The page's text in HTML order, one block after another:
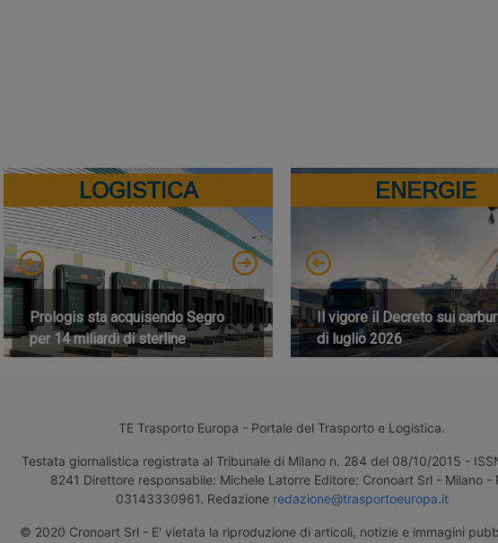
LOGISTICA
Prologis sta acquisendo Segro
per 14 miliardi di sterline
ENERGIE
Il vigore il Decreto sui
di luglio 2026
TE Trasporto Europa - Portale del Trasporto e Logistica.
Testata giornalistica registrata al Tribunale di Milano n. 284 del 08/10/2015 -
8241 Direttore responsabile: Michele Latorre Editore: Cronoart Srl - Milano -
03143330961. Redazione redazione@trasportoeuropa.it
© 2020 Cronoart Srl - E' vietata la riproduzione di articoli, notizie e immagini